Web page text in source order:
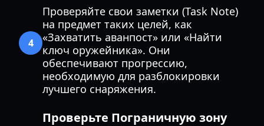
4
Проверяйте свои заметки (Task Note)
на предмет таких целей, как
«Захватить аванпост» или «Найти
ключ оружейника». Они
обеспечивают прогрессию,
необходимую для разблокировки
лучшего снаряжения.
Проверьте Пограничную зону